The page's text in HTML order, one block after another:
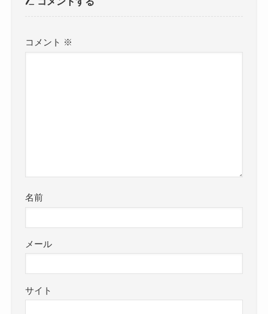
コメント ※
名前
メール
サイト